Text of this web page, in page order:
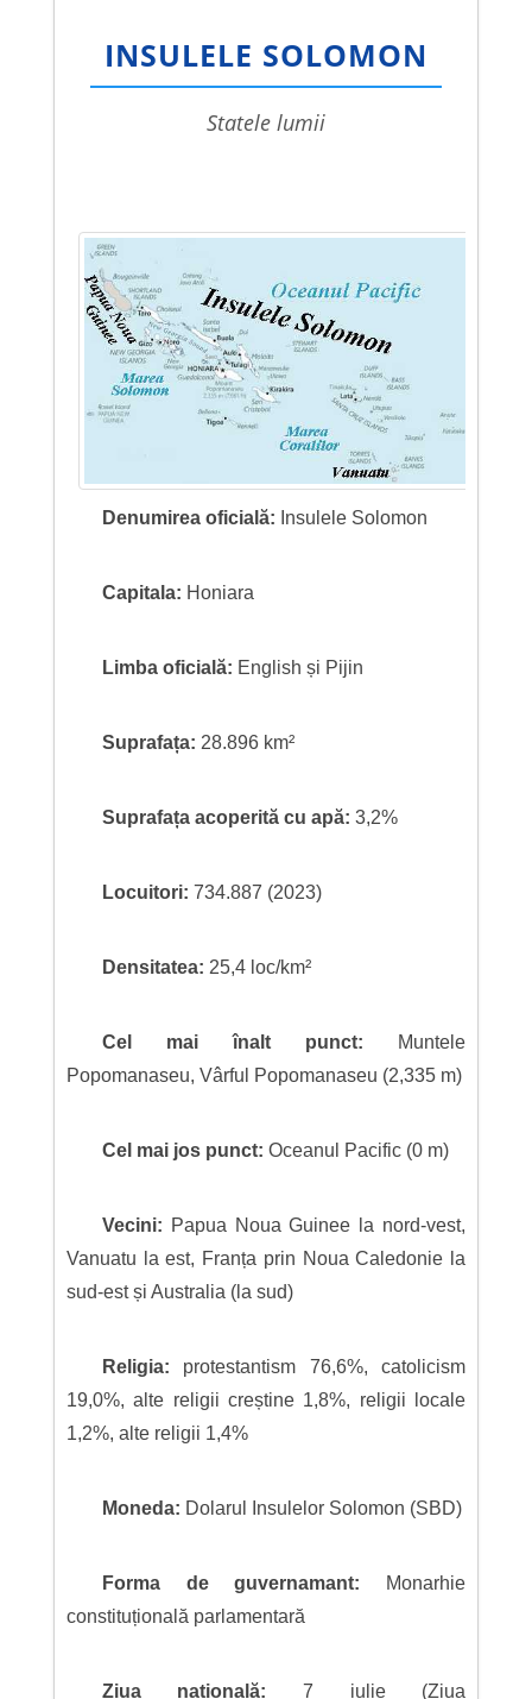
INSULELE SOLOMON
statele lumii
Denumirea oficială: Insulele Solomon
Capitala: Honiara
Limba oficială: English și Pijin
Suprafața: 28.896 km²
Suprafața acoperită cu apă: 3,2%
Locuitori: 734.887 (2023)
Densitatea: 25,4 loc/km²
Cel mai înalt punct:
Muntele
Popomanaseu, Vârful Popomanaseu (2,335 m)
Cel mai jos punct: Oceanul Pacific (0 m)
Vecini: Papua Noua Guinee la nord-vest,
Vanuatu la est, Franța prin Noua Caledonie la
sud-est și Australia (la sud)
Religia: protestantism 76,6%, catolicism
19,0%, alte religii creștine 1,8%, religii locale
1,2%, alte religii 1,4%
Moneda: Dolarul Insulelor Solomon (SBD)
Forma de guvernamant:
Monarhie
constituțională parlamentară
Ziua națională: 7 iulie (Ziua